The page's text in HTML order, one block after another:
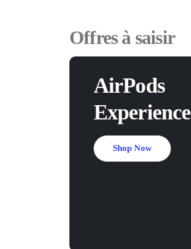
Offres à saisir
AirPods
Experience
Shop Now